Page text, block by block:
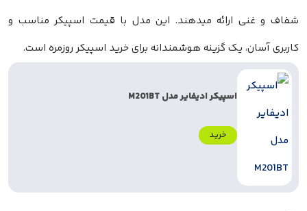
ارائه میدهند. این مدل با قیمت اسپیکر مناسب و
یک گزینه هوشمندانه برای خرید اسپیکر روزمره است.
اسپیکر ادیفایر مدل M201BT
خرید